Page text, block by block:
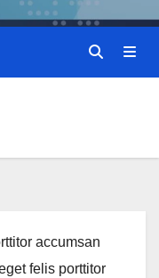
accumsan
felis porttitor